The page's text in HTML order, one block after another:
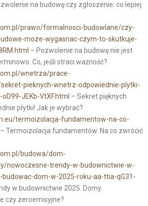
na budowę czy zgłoszenie: co lepiej
prawo/formalnosci-budowlane/czy-
moze-wygasnac-czym-to-skutkuje-
– Pozwolenie na budowę nie jest
Co, jeśli straci ważność?
wnetrza/prace-
pieknych-wnetrz-odpowiednie-plytki-
JEKb-VtXF.html – Sekret pięknych
płytki! Jak je wybrać?
termoizolacja-fundamentow-na-co-
Termoizolacja fundamentów. Na co zwrócić
budowa/dom-
nowoczesne-trendy-w-budownictwie-w-
budowac-dom-w-2025-roku-aa-ttia-qG31-
w budownictwie 2025. Domy
czy zeroemisyjne?